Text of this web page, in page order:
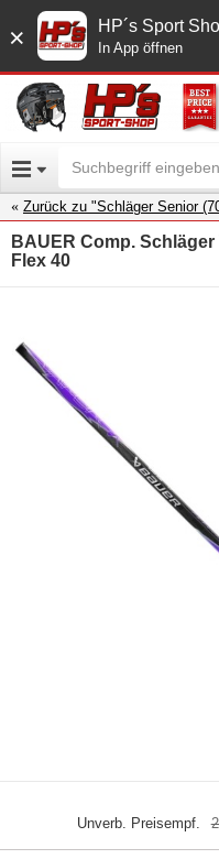
× HP´s Sport
In App öffnen
Zurück zu "Schläger Senior
BAUER Comp.
Flex 40
Unverb. Preisempf.